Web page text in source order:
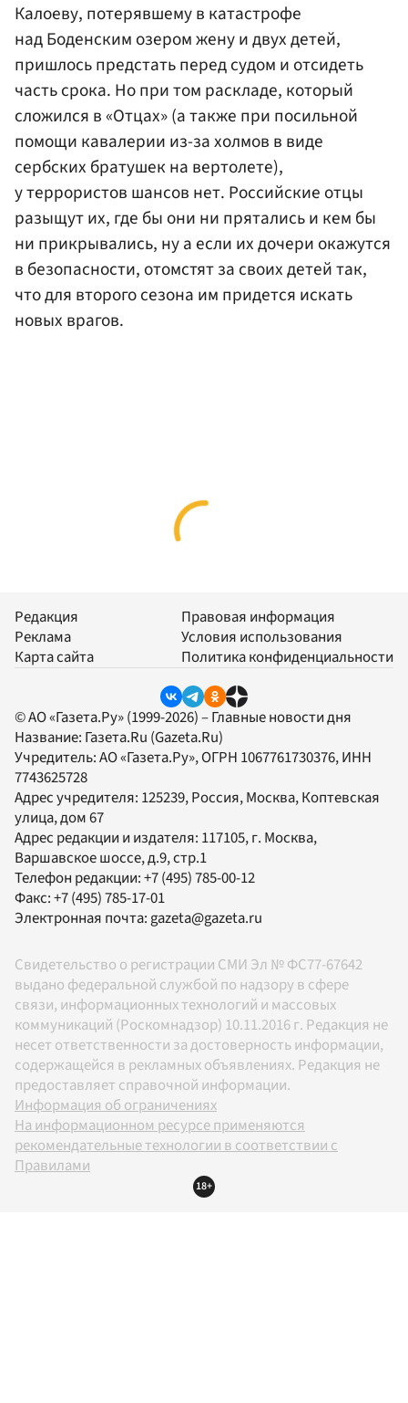
Калоеву, потерявшему в катастрофе
над Боденским озером жену и двух детей,
пришлось предстать перед судом и отсидеть
часть срока. Но при том раскладе, который
сложился в «Отцах» (а также при посильной
помощи кавалерии из-за холмов в виде
сербских братушек на вертолете),
у террористов шансов нет. Российские отцы
разыщут их, где бы они ни прятались и кем бы
ни прикрывались, ну а если их дочери окажутся
в безопасности, отомстят за своих детей так,
что для второго сезона им придется искать
новых врагов.
Редакция
Реклама
Карта сайта
Правовая информация
Условия использования
Политика конфиденциальности
© АО «Газета.Ру» (1999-2026) – Главные новости дня
Название: Газета.Ru (Gazeta.Ru)
Учредитель:АО «Газета.Ру», ОГРН 1067761730376, ИНН
7743625728
Адрес учредителя: 125239, Россия, Москва, Коптевская
улица, дом 67
Адрес редакции и издателя: 117105, г. Москва,
Варшавское шоссе, д.9, стр.1
Телефон редакции:+7 (495) 785-00-12
Факс:+7 (495) 785-17-01
Электронная почта:gazeta@gazeta.ru
Свидетельство о регистрации СМИ Эл № ФС77-67642
выдано федеральной службой по надзору в сфере
связи, информационных технологий и массовых
коммуникаций (Роскомнадзор) 10.11.2016 г. Редакция не
несет ответственности за достоверность информации,
содержащейся в рекламных объявлениях. Редакция не
предоставляет справочной информации.
Информация об ограничениях
На информационном ресурсе применяются
рекомендательные технологии в соответствии с
Правилами
18+